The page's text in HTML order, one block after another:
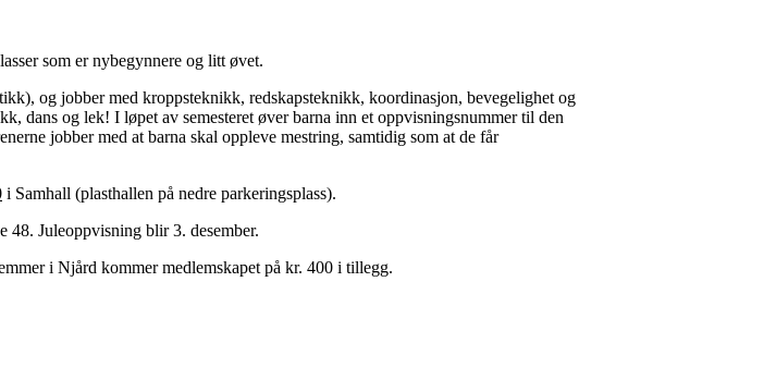
som er nybegynnere og litt øvet.
og jobber med kroppsteknikk, redskapsteknikk, koordinasjon, bevegelighet og
dans og lek! I løpet av semesteret øver barna inn et oppvisningsnummer til den
jobber med at barna skal oppleve mestring, samtidig som at de får
i Samhall (plasthallen på nedre parkeringsplass).
48. Juleoppvisning blir 3. desember.
i Njård kommer medlemskapet på kr. 400 i tillegg.